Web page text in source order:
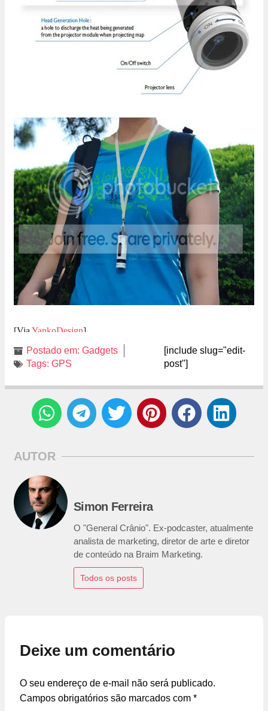
[Via YankoDesign]
Postado em: Gadgets
Tags: GPS
[include slug="edit-
post"]
AUTOR
Simon Ferreira
O "General Crânio". Ex-podcaster, atualmente
analista de marketing, diretor de arte e diretor
de conteúdo na Braim Marketing.
Todos os posts
Deixe um comentário
O seu endereço de e-mail não será publicado.
Campos obrigatórios são marcados com *